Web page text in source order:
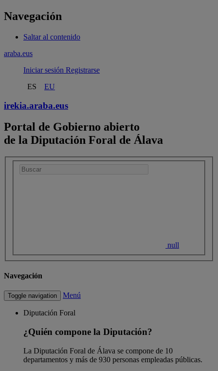
Navegación
Saltar al contenido
araba.eus
Iniciar sesión Registrarse
ES
EU
irekia.araba.eus
Portal de Gobierno abierto
de la Diputación Foral de Álava
null
Navegación
Toggle navigation Menú
Diputación Foral
¿Quién compone la Diputación?
La Diputación Foral de Álava se compone de 10
departamentos y más de 930 personas empleadas públicas.